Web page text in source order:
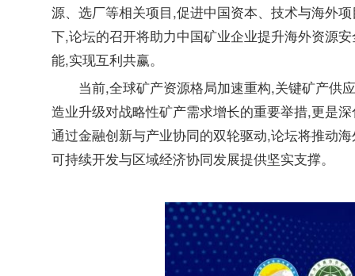
源、选厂等相关项目,促进中国资本、技术与海外
下,论坛的召开将助力中国矿业企业提升海外资源
能,实现互利共赢。
当前,全球矿产资源格局加速重构,关键矿产供
造业升级对战略性矿产需求增长的重要举措,更是
通过金融创新与产业协同的双轮驱动,论坛将推动
可持续开发与区域经济协同发展提供坚实支撑。